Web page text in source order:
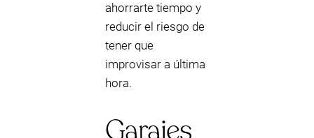
ahorrarte tiempo y
reducir el riesgo de
tener que
improvisar a última
hora.